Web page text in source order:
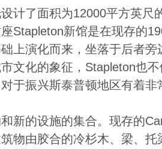
计了面积为12000平方英尺
Stapleton新馆是在现存的
上演化而来，坐落于后者
文化的象征，Stapleton也
于振兴斯泰普顿地区有着非
新的设施的集合。现存的
物由胶合的冷杉木、梁、